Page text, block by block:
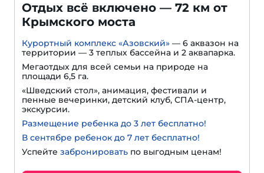
Отдых всё включено — 72 км от
Крымского моста
Курортный комплекс «Азовский» — 6 аквазон на
территории — 3 теплых бассейна и 2 аквапарка.
Мегаотдых для всей семьи на природе на
площади 6,5 га.
«Шведский стол», анимация, фестивали и
пенные вечеринки, детский клуб, СПА-центр,
экскурсии.
Размещение ребенка до 3 лет бесплатно!
В сентябре ребенок до 7 лет бесплатно!
Успейте забронировать по выгодным ценам!